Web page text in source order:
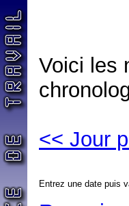
Voici les
<< Jour
Entrez une date puis